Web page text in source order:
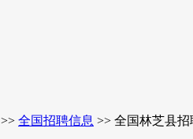
>> 全国招聘信息 >> 全国林芝县招